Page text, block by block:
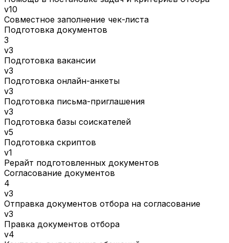
v10
Совместное заполнение чек-листа
Подготовка документов
3
v3
Подготовка вакансии
v3
Подготовка онлайн-анкеты
v3
Подготовка письма-приглашения
v3
Подготовка базы соискателей
v5
Подготовка скриптов
v1
Рерайт подготовленных документов
Согласование документов
4
v3
Отправка документов отбора на согласование
v3
Правка документов отбора
v4